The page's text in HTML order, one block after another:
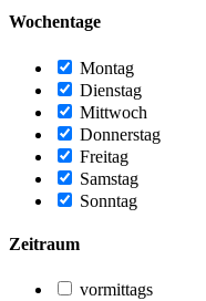
Wochentage
Montag
Dienstag
Mittwoch
Donnerstag
Freitag
Samstag
Sonntag
Zeitraum
vormittags